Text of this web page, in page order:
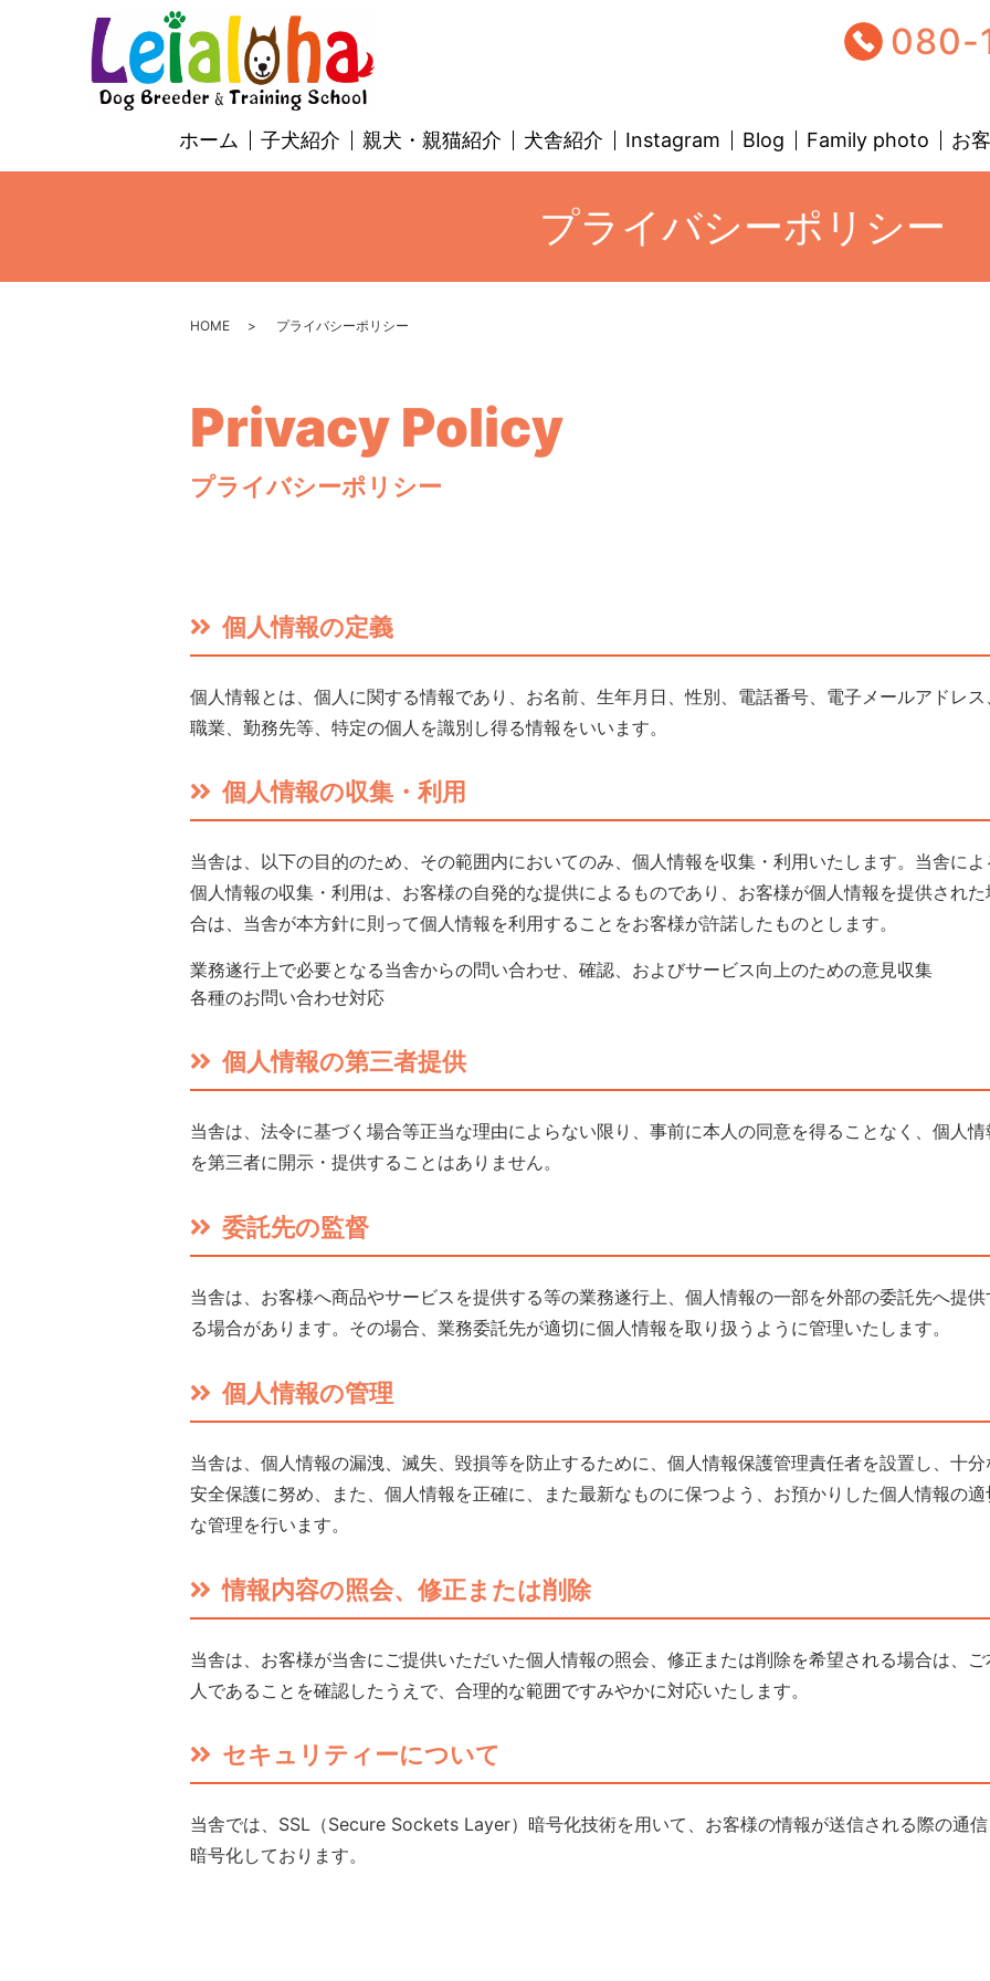
080-
ホーム 子犬紹介 親犬・親猫紹介 犬舎紹介 Instagram Blog Family photo お
プライバシーポリシー
HOME プライバシーポリシー
Privacy Policy
プライバシーポリシー
個人情報の定義
個人情報とは、個人に関する情報であり、お名前、生年月日、性別、電話番号、電子メールアドレス
職業、勤務先等、特定の個人を識別し得る情報をいいます。
個人情報の収集・利用
当舎は、以下の目的のため、その範囲内においてのみ、個人情報を収集・利用いたします。当舎によ
個人情報の収集・利用は、お客様の自発的な提供によるものであり、お客様が個人情報を提供された
合は、当舎が本方針に則って個人情報を利用することをお客様が許諾したものとします。
業務遂行上で必要となる当舎からの問い合わせ、確認、およびサービス向上のための意見収集
各種のお問い合わせ対応
個人情報の第三者提供
当舎は、法令に基づく場合等正当な理由によらない限り、事前に本人の同意を得ることなく、個人情
を第三者に開示・提供することはありません。
委託先の監督
当舎は、お客様へ商品やサービスを提供する等の業務遂行上、個人情報の一部を外部の委託先へ提供
る場合があります。その場合、業務委託先が適切に個人情報を取り扱うように管理いたします。
個人情報の管理
当舎は、個人情報の漏洩、滅失、毀損等を防止するために、個人情報保護管理責任者を設置し、十分
安全保護に努め、また、個人情報を正確に、また最新なものに保つよう、お預かりした個人情報の適
な管理を行います。
情報内容の照会、修正または削除
当舎は、お客様が当舎にご提供いただいた個人情報の照会、修正または削除を希望される場合は、ご
人であることを確認したうえで、合理的な範囲ですみやかに対応いたします。
セキュリティーについて
当舎では、SSL（Secure Sockets Layer）暗号化技術を用いて、お客様の情報が送信される際の通
暗号化しております。